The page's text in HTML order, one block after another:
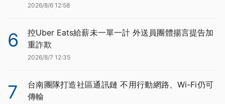
2026/8/6 12:58
6
控Uber Eats給薪未一單一計 外送員團體揚言提告加
重詐欺
2026/8/7 12:35
7
台南團隊打造社區通訊鏈 不用行動網路、Wi-Fi仍可
傳輸